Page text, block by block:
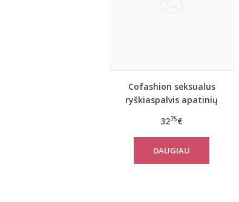
Cofashion seksualus
ryškiaspalvis apatinių
3275€
DAUGIAU